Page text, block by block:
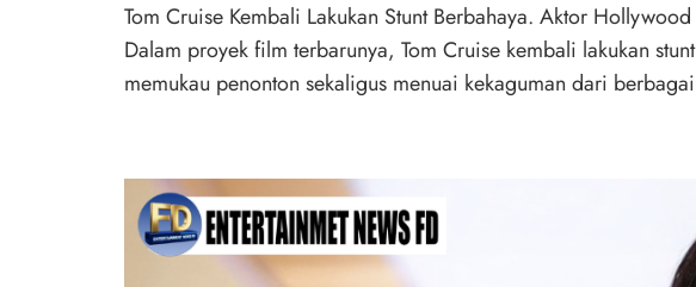
Tom Cruise Kembali Lakukan Stunt Berbahaya. Aktor
Dalam proyek film terbarunya, Tom Cruise kembali lakukan
memukau penonton sekaligus menuai kekaguman dari